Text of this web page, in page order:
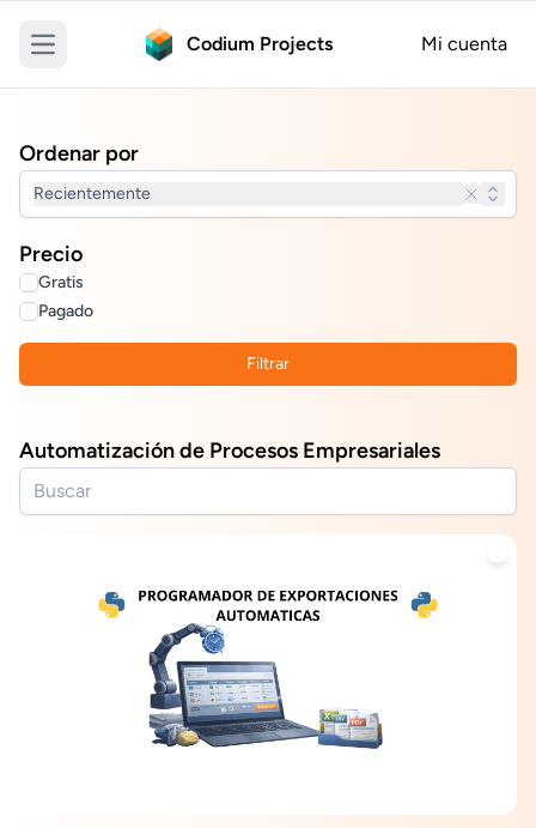
Open main menu Codium Projects Mi cuenta
Ordenar por
Recientemente
Precio
Gratis
Pagado
Filtrar
Automatización de Procesos Empresariales